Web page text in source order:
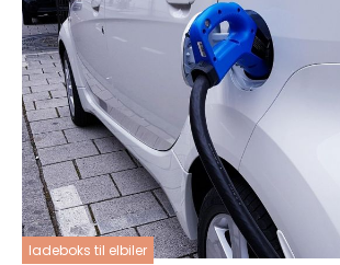
ladeboks til elbiler